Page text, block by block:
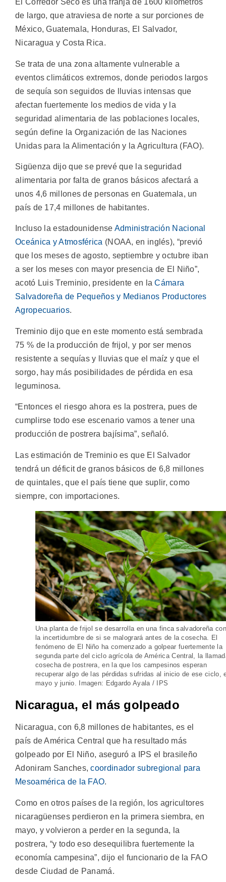
El Corredor Seco es una franja de 1600 kilómetros
de largo, que atraviesa de norte a sur porciones de
México, Guatemala, Honduras, El Salvador,
Nicaragua y Costa Rica.
Se trata de una zona altamente vulnerable a
eventos climáticos extremos, donde periodos largos
de sequía son seguidos de lluvias intensas que
afectan fuertemente los medios de vida y la
seguridad alimentaria de las poblaciones locales,
según define la Organización de las Naciones
Unidas para la Alimentación y la Agricultura (FAO).
Sigüenza dijo que se prevé que la seguridad
alimentaria por falta de granos básicos afectará a
unos 4,6 millones de personas en Guatemala, un
país de 17,4 millones de habitantes.
Incluso la estadounidense Administración Nacional
Oceánica y Atmosférica (NOAA, en inglés), “previó
que los meses de agosto, septiembre y octubre iban
a ser los meses con mayor presencia de El Niño”,
acotó Luis Treminio, presidente en laCámara
Salvadoreña de Pequeños y Medianos Productores
Agropecuarios.
Treminio dijo que en este momento está sembrada
75 % de la producción de frijol, y por ser menos
resistente a sequías y lluvias que el maíz y que el
sorgo, hay más posibilidades de pérdida en esa
leguminosa.
“Entonces el riesgo ahora es la postrera, pues de
cumplirse todo ese escenario vamos a tener una
producción de postrera bajísima”, señaló.
Las estimación de Treminio es que El Salvador
tendrá un déficit de granos básicos de 6,8 millones
de quintales, que el país tiene que suplir, como
siempre, con importaciones.
Una planta de frijol se desarrolla en una finca salvadoreña con
la incertidumbre de si se malogrará antes de la cosecha. El
fenómeno de El Niño ha comenzado a golpear fuertemente la
segunda parte del ciclo agrícola de América Central, la
cosecha de postrera, en la que los campesinos esperan
recuperar algo de las pérdidas sufridas al inicio de ese ciclo,
mayo y junio. Imagen: Edgardo Ayala / IPS
Nicaragua, el más golpeado
Nicaragua, con 6,8 millones de habitantes, es el
país de América Central que ha resultado más
golpeado por El Niño, aseguró a IPS el brasileño
Adoniram Sanches,coordinador subregional para
Mesoamérica de la FAO.
Como en otros países de la región, los agricultores
nicaragüenses perdieron en la primera siembra, en
mayo, y volvieron a perder en la segunda, la
postrera, “y todo eso desequilibra fuertemente la
economía campesina”, dijo el funcionario de la FAO
desde Ciudad de Panamá.